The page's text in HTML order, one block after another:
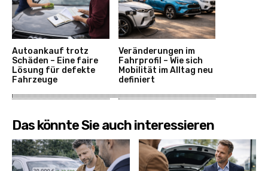
Autoankauf trotz
Schäden – Eine faire
Lösung für defekte
Fahrzeuge
Veränderungen im
Fahrprofil – Wie sich
Mobilität im Alltag neu
definiert
Das könnte Sie auch interessieren